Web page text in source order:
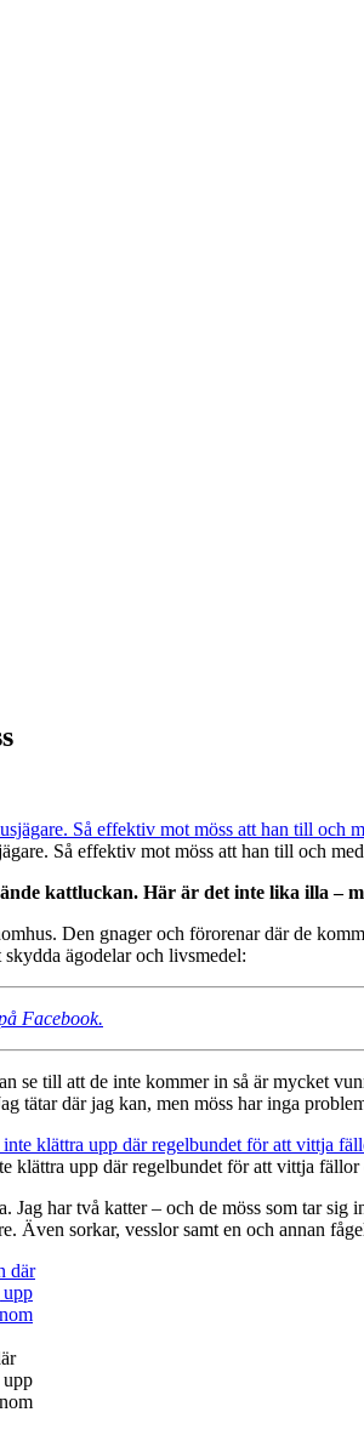
Så effektiv mot möss att han till och
kattluckan. Här är det inte lika illa –
Den gnager och förorenar där de
ägodelar och livsmedel:
Facebook.
se till att de inte kommer in så är mycket
tätar där jag kan, men möss har inga
upp där regelbundet för att vittja fällor
Jag har två katter – och de möss som tar
Även sorkar, vesslor samt en och annan
upp